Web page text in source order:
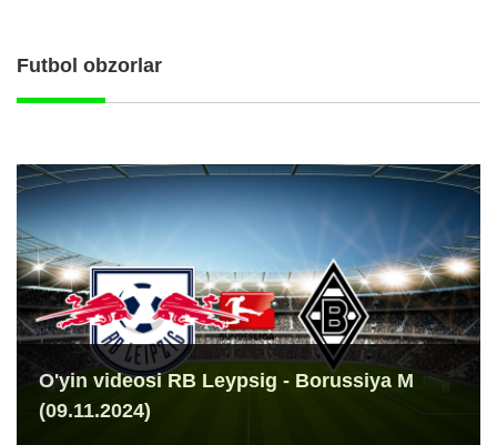
Futbol obzorlar
O'yin videosi RB Leypsig - Borussiya M
(09.11.2024)